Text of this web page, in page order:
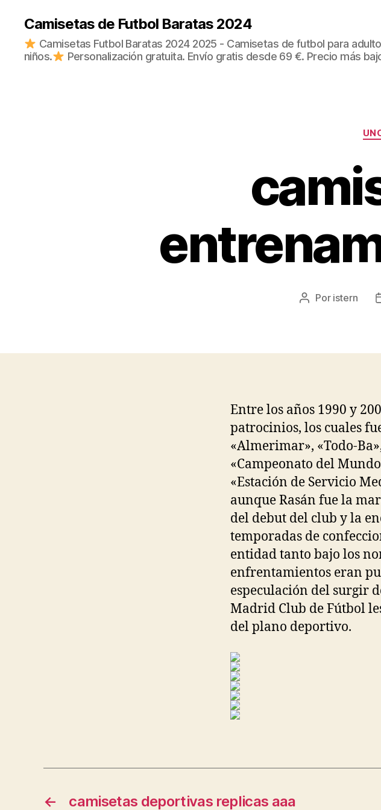
Camisetas de Futbol Baratas 2024
Camisetas Futbol Baratas 2024 2025 - Camisetas de futbol para
niños.
Personalización gratuita. Envío gratis desde 69 €. Precio más
Autor
Por istern
Entre los años 1990 y
patrocinios, los cuales
«Almerimar», «Todo-
«Campeonato del
«Estación de Servicio
aunque Rasán fue la
del debut del club y la
temporadas de
entidad tanto bajo los
enfrentamientos eran
especulación del surgir
Madrid Club de Fútbol
del plano deportivo.
← camisetas deportivas replicas aaa